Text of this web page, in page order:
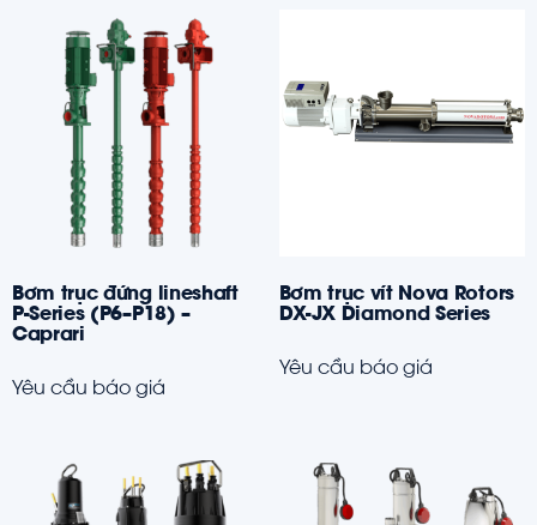
Bơm trục đứng lineshaft
P-Series (P6–P18) –
Caprari
Yêu cầu báo giá
Bơm trục vít Nova Rotors
DX-JX Diamond Series
Yêu cầu báo giá